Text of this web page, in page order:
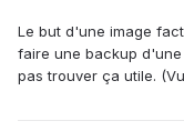
Le but d'une image
faire une backup
pas trouver ça utile.